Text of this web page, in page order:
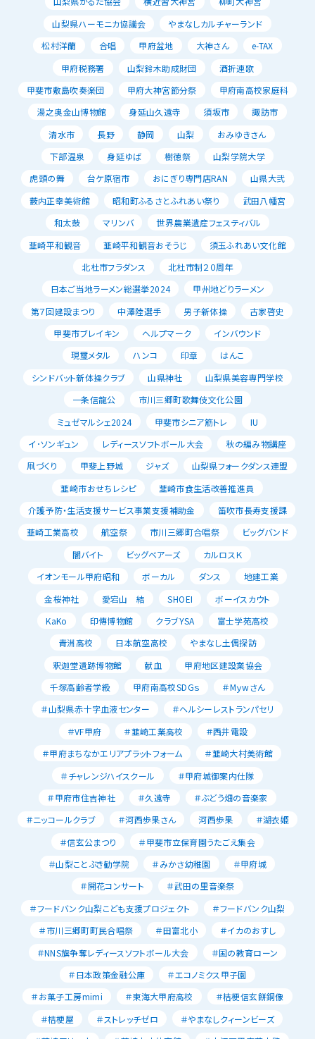
山梨県ハーモニカ協議会
やまなしカルチャーランド
松村洋蘭
合唱 甲府盆地 大神さん
e-TAX
甲府税務署
山梨鈴木助成財団
酒折連歌
甲斐市敷島吹奏楽団
甲府大神宮節分祭
甲府南高校家庭科
湯之奥金山博物館
身延山久遠寺 須坂市
諏訪市
清水市
長野 静岡 山梨
おみゆきさん
下部温泉
身延ゆば 樹徳祭
山梨学院大学
虎頭の舞
台ケ原宿市 おにぎり専門店RAN
山県大弐
薮内正幸美術館
昭和町ふるさとふれあい祭り
武田八幡宮
和太鼓
マリンバ
世界農業遺産フェスティバル
韮崎平和観音
韮崎平和観音おそうじ
須玉ふれあい文化館
北杜市フラダンス
北杜市制２０周年
日本ご当地ラーメン総選挙2024
甲州地どりラーメン
第７回建設まつり
中澤陸選手 男子新体操
古家啓史
甲斐市ブレイキン
ヘルプマーク
インバウンド
現璽メタル
ハンコ 印章
はんこ
シンドバット新体操クラブ
山県神社
山梨県美容専門学校
一条信龍公
市川三郷町歌舞伎文化公園
ミュゼマルシェ2024
甲斐市シニア筋トレ
IU
イ･ソンギュン
レディースソフトボール大会
秋の編み物講座
凧づくり
甲斐上野城 ジャズ
山梨県フォークダンス連盟
韮崎市おせちレシピ
韮崎市食生活改善推進員
介護予防・生活支援サービス事業支援補助金
笛吹市長寿支援課
韮崎工業高校
航空祭 市川三郷町合唱祭
ビッグバンド
闇バイト
ビッグベアーズ
カルロスＫ
イオンモール甲府昭和
ボーカル ダンス
地建工業
金桜神社
愛宕山 結 SHOEI
ボーイスカウト
KaKo
印傳博物館 クラブYSA
富士学苑高校
青洲高校
日本航空高校
やまなし土偶探訪
釈迦堂遺跡博物館
献血
甲府地区建設業協会
千塚高齢者学級
甲府南高校SDGｓ
＃Mｙwさん
＃山梨県赤十字血液センター
＃ヘルシーレストランパセリ
＃VF甲府
＃韮崎工業高校
＃西井電設
＃甲府まちなかエリアプラットフォーム
＃韮崎大村美術館
＃チャレンジハイスクール
＃甲府城御案内仕隊
＃甲府市住吉神社
＃久遠寺
＃ぶどう畑の音楽家
＃ニッコールクラブ
＃河西歩果さん 河西歩果
＃湖衣姫
＃信玄公まつり
＃甲斐市立保育園うたごえ集会
＃山梨ことぶき勧学院
＃みかさ幼稚園
＃甲府城
＃開花コンサート
＃武田の里音楽祭
＃フードバンク山梨こども支援プロジェクト
＃フードバンク山梨
＃市川三郷町町民合唱祭
＃田富北小
＃イカのおすし
＃NNS旗争奪レディースソフトボール大会
＃国の教育ローン
＃日本政策金融公庫
＃エコノミクス甲子園
＃お菓子工房mimi
＃東海大甲府高校
＃桔梗信玄餅銅像
＃桔梗屋
＃ストレッチゼロ
＃やまなしクィーンビーズ